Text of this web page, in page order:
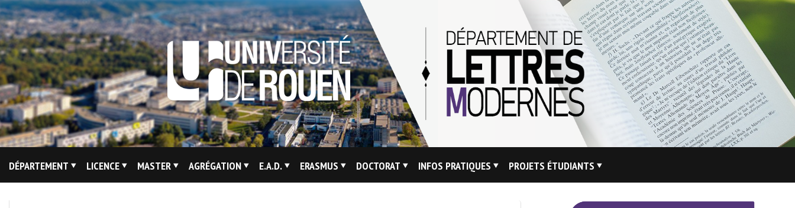
Skip
to
content
Site
Du
Département
DÉPARTEMENT LICENCE MASTER AGRÉGATION E.A.D. ERASMUS DOCTORAT INFOS PRATIQUES PROJETS ÉTUDIANTS